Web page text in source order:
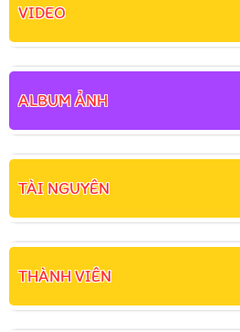
VIDEO
ALBUM ẢNH
TÀI NGUYÊN
THÀNH VIÊN